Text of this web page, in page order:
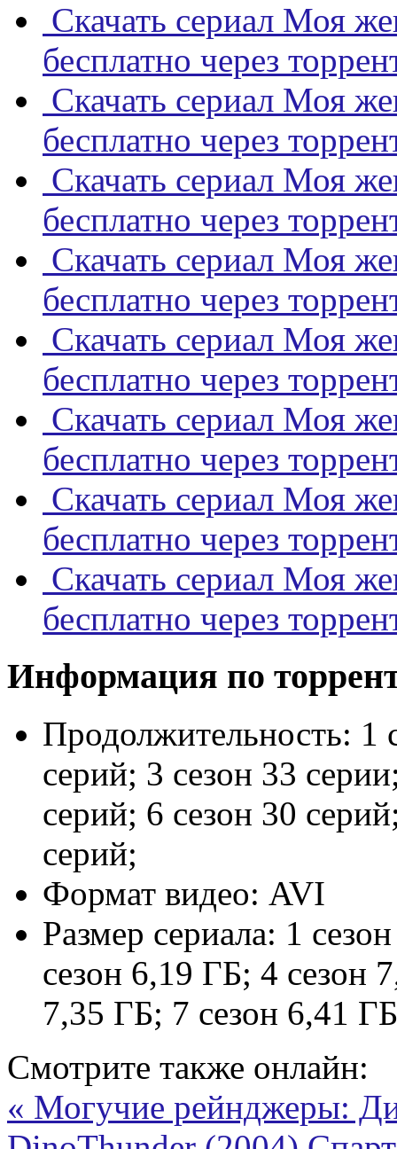
Скачать сериал Моя
бесплатно через
Скачать сериал Моя
бесплатно через
Скачать сериал Моя
бесплатно через
Скачать сериал Моя
бесплатно через
Скачать сериал Моя
бесплатно через
Скачать сериал Моя
бесплатно через
Скачать сериал Моя
бесплатно через
Скачать сериал Моя
бесплатно через
Информация по
Продолжительность: 1
серий; 3 сезон 33
серий; 6 сезон 30
серий;
Формат видео: AVI
Размер сериала: 1
сезон 6,19 ГБ; 4 сезон
7,35 ГБ; 7 сезон 6,41
Смотрите также онлайн:
« Могучие рейнджеры: